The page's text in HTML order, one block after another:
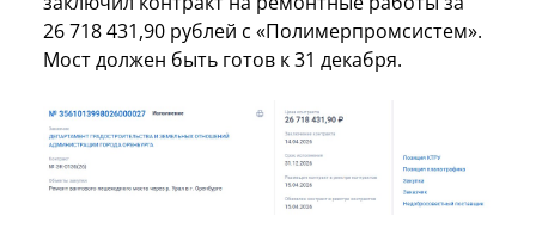
26 718 431,90 рублей с «Полимерпромсистем».
Мост должен быть готов к 31 декабря.